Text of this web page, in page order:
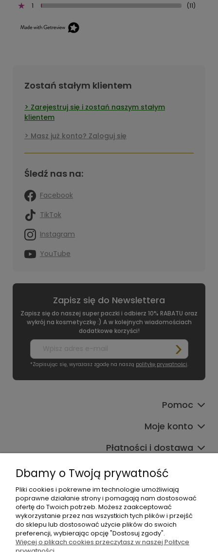
1 (11)
Zostań stałym klientem
Zarejestruj się i zostań naszym stałym
klientem
Masz już konto? Zaloguj się
Śledź nas na:
Facebook
TikTok
Instagram
YouTube
Zapisz się do Newslettera
Zapisz się do naszej super paczki i odbierz 10% RABATU oraz
wykrój na kosmetyczkę :) A w kolejnych wiadomościach
dodatkowe korzyści!
*Zapisując się, wyrażasz zgodę na naszą politykę prywatności.
Pomoc
Moje konto
Płatności i dostawa
Informacje
O nas
Dbamy o Twoją prywatność
Pliki cookies i pokrewne im technologie umożliwiają
poprawne działanie strony i pomagają nam dostosować
ofertę do Twoich potrzeb. Możesz zaakceptować
wykorzystanie przez nas wszystkich tych plików i przejść
do sklepu lub dostosować użycie plików do swoich
preferencji, wybierając opcję "Dostosuj zgody".
Więcej o plikach cookies przeczytasz w naszej Polityce